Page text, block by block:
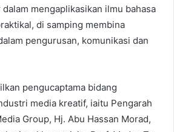
mengaplikasikan ilmu bahasa
di samping membina
pengurusan, komunikasi dan
pengucaptama bidang
media kreatif, iaitu Pengarah
Group, Hj. Abu Hassan Morad,